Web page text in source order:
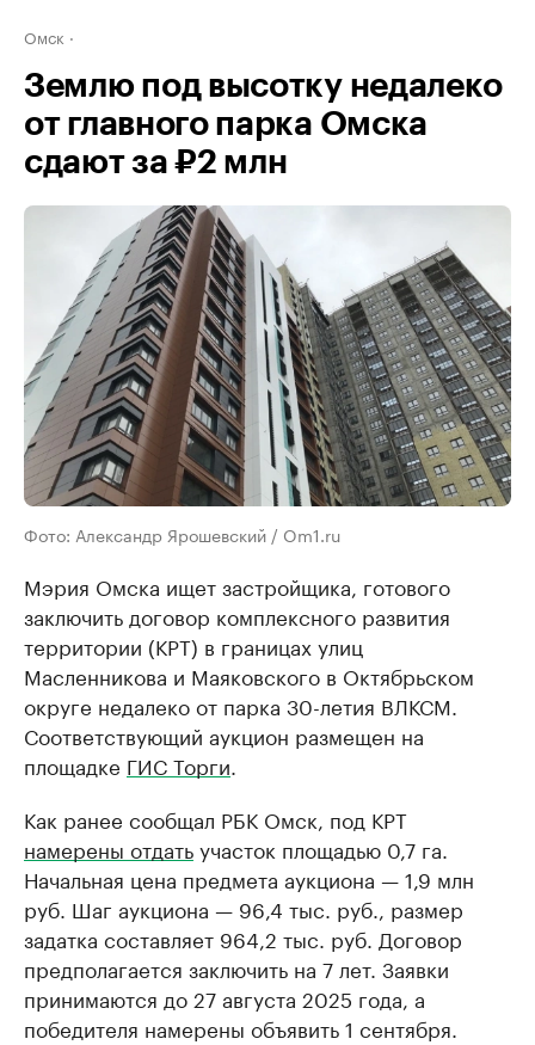
Омск
Землю под высотку недалеко
от главного парка Омска
сдают за ₽2 млн
Фото: Александр Ярошевский / Om1.ru
Мэрия Омска ищет застройщика, готового
заключить договор комплексного развития
территории (КРТ) в границах улиц
Масленникова и Маяковского в Октябрьском
округе недалеко от парка 30-летия ВЛКСМ.
Соответствующий аукцион размещен на
площадке ГИС Торги.
Как ранее сообщал РБК Омск, под КРТ
намерены отдатьучасток площадью 0,7 га.
Начальная цена предмета аукциона — 1,9 млн
руб. Шаг аукциона — 96,4 тыс. руб., размер
задатка составляет 964,2 тыс. руб. Договор
предполагается заключить на 7 лет. Заявки
принимаются до 27 августа 2025 года, а
победителя намерены объявить 1 сентября.